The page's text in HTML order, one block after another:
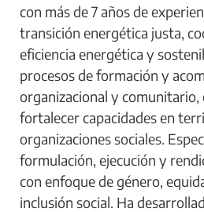
con más de 7 años de
transición energética justa,
eficiencia energética y
procesos de formación y
organizacional y comunitario,
fortalecer capacidades en
organizaciones sociales.
formulación, ejecución y
con enfoque de género,
inclusión social. Ha